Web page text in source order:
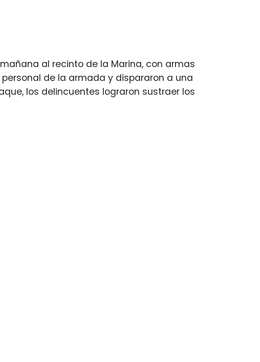
al recinto de la Marina, con armas
de la armada y dispararon a una
los delincuentes lograron sustraer los